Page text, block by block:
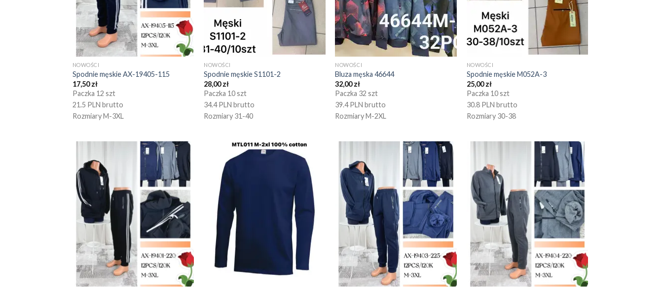
NOWOŚCI
Spodnie męskie AX-19405-115
17,50zł
Paczka 12 szt
21.5 PLN brutto
Rozmiary M-3XL
NOWOŚCI
Spodnie męskie S1101-2
28,00zł
Paczka 10 szt
34.4 PLN brutto
Rozmiary 31-40
NOWOŚCI
Bluza męska 46644
32,00zł
Paczka 32 szt
39.4 PLN brutto
Rozmiary M-2XL
NOWOŚCI
Spodnie męskie M052A-3
25,00zł
Paczka 10 szt
30.8 PLN brutto
Rozmiary 30-38